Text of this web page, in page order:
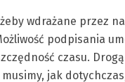
wdrażane przez
podpisania
czasu.
jak